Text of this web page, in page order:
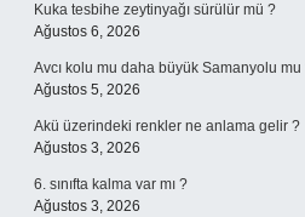
Kuka tesbihe zeytinyağı sürülür mü ?
Ağustos 6, 2026
Avcı kolu mu daha büyük Samanyolu mu
Ağustos 5, 2026
Akü üzerindeki renkler ne anlama gelir ?
Ağustos 3, 2026
6. sınıfta kalma var mı ?
Ağustos 3, 2026